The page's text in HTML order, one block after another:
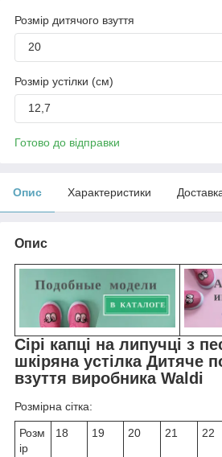
Розмір дитячого взуття
20
Розмір устілки (см)
12,7
Готово до відправки
Опис Характеристики
Опис
Сірі капці на липучці з
шкіряна устілка Дитяче
взуття виробника Waldi
Розмірна сітка:
Розм
ір
18 19 20 21 22